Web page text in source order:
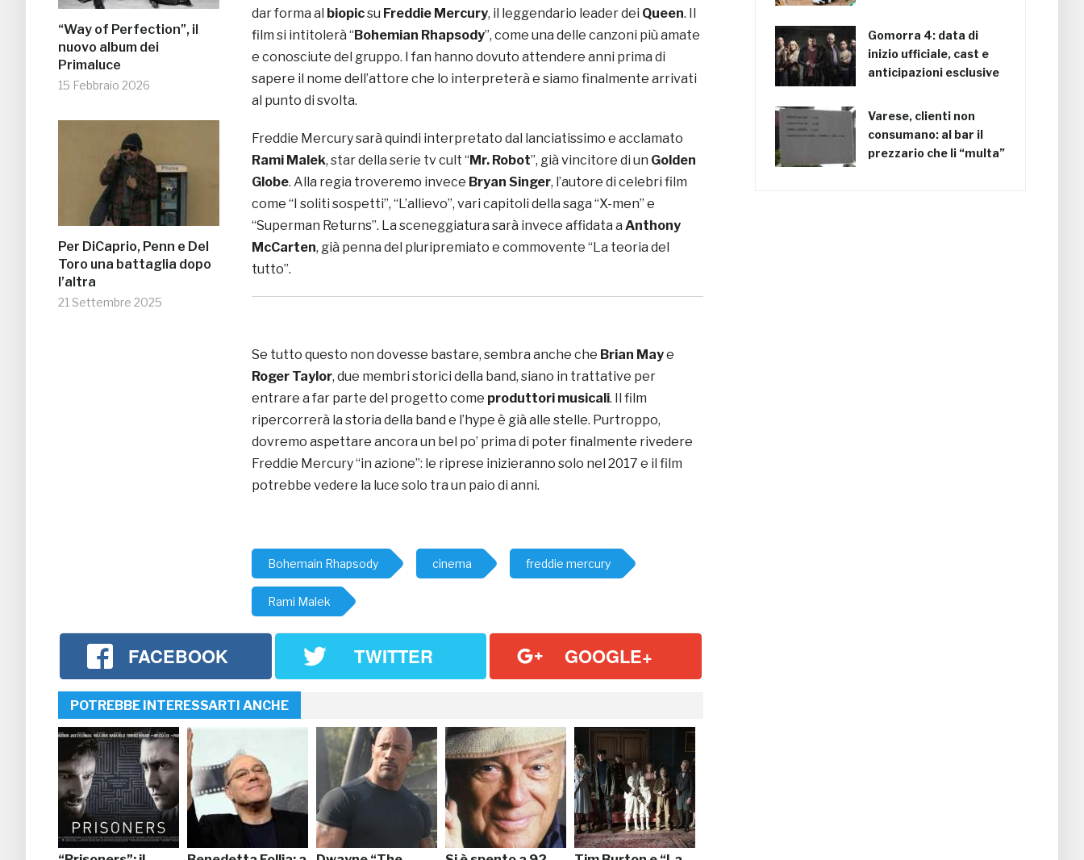
“Way of Perfection”, il
nuovo album dei
Primaluce
15 Febbraio 2026
Per DiCaprio, Penn e Del
Toro una battaglia dopo
l’altra
21 Settembre 2025
dar forma al biopicsu Freddie Mercury, il leggendario leader dei Queen. Il
film si intitolerà “Bohemian Rhapsody”, come una delle canzoni più amate
e conosciute del gruppo. I fan hanno dovuto attendere anni prima di
sapere il nome dell’attore che lo interpreterà e siamo finalmente arrivati
al punto di svolta.
Freddie Mercury sarà quindi interpretato dal lanciatissimo e acclamato
Rami Malek, star della serie tv cult “Mr. Robot”, già vincitore di un Golden
Globe. Alla regia troveremo invece Bryan Singer, l’autore di celebri film
come “I soliti sospetti”, “L’allievo”, vari capitoli della saga “X-men” e
“Superman Returns”. La sceneggiatura sarà invece affidata a Anthony
McCarten, già penna del pluripremiato e commovente “La teoria del
tutto”.
Se tutto questo non dovesse bastare, sembra anche che Brian Maye
Roger Taylor, due membri storici della band, siano in trattative per
entrare a far parte del progetto come produttori musicali. Il film
ripercorrerà la storia della band e l’hype è già alle stelle. Purtroppo,
dovremo aspettare ancora un bel po’ prima di poter finalmente rivedere
Freddie Mercury “in azione”: le riprese inizieranno solo nel 2017 e il film
potrebbe vedere la luce solo tra un paio di anni.
Bohemain Rhapsody cinema freddie mercury
Rami Malek
FACEBOOK TWITTER GOOGLE+
POTREBBE INTERESSARTI ANCHE
Gomorra 4: data di
inizio ufficiale, cast e
anticipazioni esclusive
Varese, clienti non
consumano: al bar il
prezzario che li “multa”